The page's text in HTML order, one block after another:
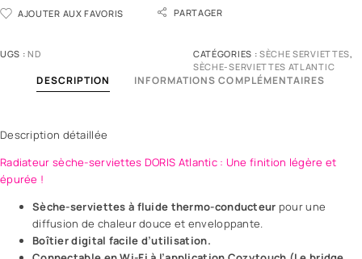
AJOUTER AUX FAVORIS PARTAGER
UGS :ND CATÉGORIES : SÈCHE SERVIETTES,
SÈCHE-SERVIETTES ATLANTIC
DESCRIPTION INFORMATIONS COMPLÉMENTAIRES
Description détaillée
Radiateur sèche-serviettes DORIS Atlantic : Une finition légère et
épurée !
Sèche-serviettes à fluide thermo-conducteur pour une
diffusion de chaleur douce et enveloppante.
Boîtier digital facile d’utilisation.